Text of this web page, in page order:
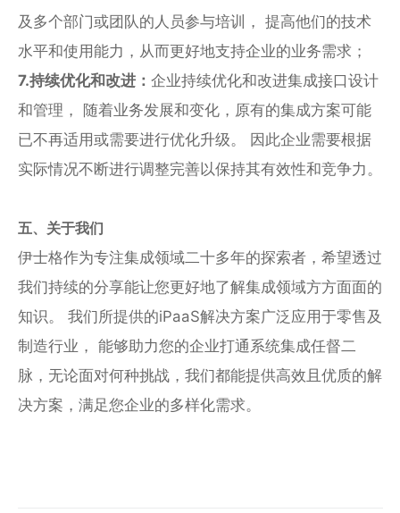
及多个部门或团队的人员参与培训， 提高他们的技术
水平和使用能力，从而更好地支持企业的业务需求；
7.持续优化和改进： 企业持续优化和改进集成接口设计
和管理， 随着业务发展和变化，原有的集成方案可能
已不再适用或需要进行优化升级。 因此企业需要根据
实际情况不断进行调整完善以保持其有效性和竞争力。
五、关于我们
伊士格作为专注集成领域二十多年的探索者，希望透过
我们持续的分享能让您更好地了解集成领域方方面面的
知识。 我们所提供的iPaaS解决方案广泛应用于零售及
制造行业， 能够助力您的企业打通系统集成任督二
脉，无论面对何种挑战，我们都能提供高效且优质的解
决方案，满足您企业的多样化需求。